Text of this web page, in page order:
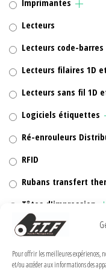
Pour offrir les meilleures expériences,
et/ou accéder aux informations des
Lecteurs
Lecteurs code-
Lecteurs filaires 1D
Lecteurs sans fil 1D
Logiciels étiquettes
Ré-enrouleurs
RFID
Rubans transfert
Têtes d'impression